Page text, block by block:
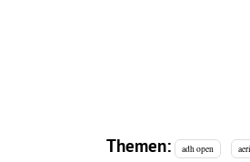
Themen: adh open